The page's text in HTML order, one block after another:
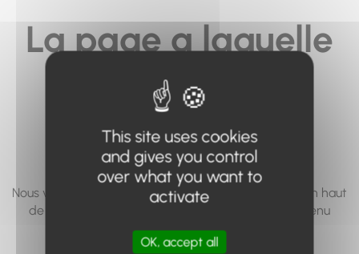
La page a laquelle
vous cherchez à
accéder n'existe
pas... ou plus.
Nous vous invitons à utiliser le moteur de recherche en haut
de page, ou à utiliser le menu pour trouver le contenu
recherché.
This site uses cookies
and gives you control
over what you want to
activate
OK, accept all